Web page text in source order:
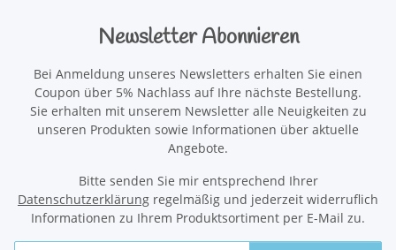
Newsletter Abonnieren
Bei Anmeldung unseres Newsletters erhalten Sie einen
Coupon über 5% Nachlass auf Ihre nächste Bestellung.
Sie erhalten mit unserem Newsletter alle Neuigkeiten zu
unseren Produkten sowie Informationen über aktuelle
Angebote.
Bitte senden Sie mir entsprechend Ihrer
Datenschutzerklärung regelmäßig und jederzeit widerruflich
Informationen zu Ihrem Produktsortiment per E-Mail zu.